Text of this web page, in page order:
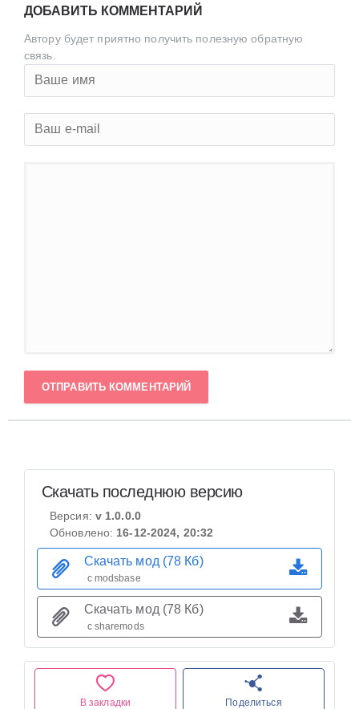
ДОБАВИТЬ КОММЕНТАРИЙ
Автору будет приятно получить полезную обратную
связь.
ОТПРАВИТЬ КОММЕНТАРИЙ
В закладки Поделиться
Скачать последнюю версию
Версия: v 1.0.0.0
Обновлено: 16-12-2024, 20:32
Скачать мод (78 Кб)
с modsbase
Скачать мод (78 Кб)
с sharemods